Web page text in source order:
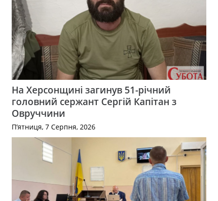
На Херсонщині загинув 51-річний
головний сержант Сергій Капітан з
Овруччини
П’ятниця, 7 Серпня, 2026